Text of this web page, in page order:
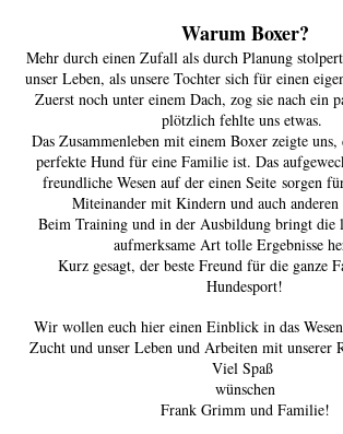
Warum Boxer?
Mehr durch einen Zufall als durch Planung
unser Leben, als unsere Tochter sich für einen
Zuerst noch unter einem Dach, zog sie nach ein
plötzlich fehlte uns etwas.
Das Zusammenleben mit einem Boxer zeigte uns,
perfekte Hund für eine Familie ist. Das
freundliche Wesen auf der einen Seite sorgen
Miteinander mit Kindern und auch anderen
Beim Training und in der Ausbildung bringt die
aufmerksame Art tolle Ergebnisse
Kurz gesagt, der beste Freund für die ganze
Hundesport!
Wir wollen euch hier einen Einblick in das
Zucht und unser Leben und Arbeiten mit unserer
Viel Spaß
wünschen
Frank Grimm und Familie!